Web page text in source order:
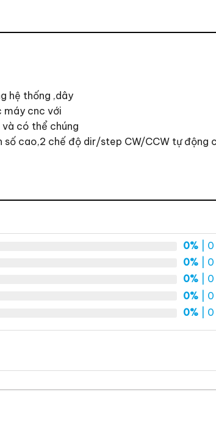
hệ thống ,dây
máy cnc với
có thể chúng
cao,2 chế độ dir/step CW/CCW tự động
0% |
0% |
0% |
0% |
0% |